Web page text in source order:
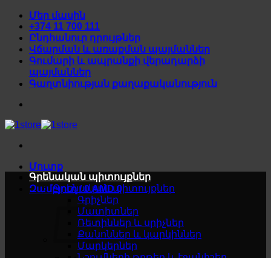
Skip
content
Մեր մասին
+374 11 700 111
Ընդհանուր դրույթներ
Վճարման և առաքման պայմաններ
Գումարի և ապրանքի վերադարձի
պայմաններ
Գաղտնիության քաղաքականություն
Մուտք
Զամբյուղ /0AMD 0
Գրենական պիտույքներ
Գրենական պիտույքներ
Գրիչներ
Մատիտներ
Ռետիններ և սրիչներ
Քանոններ և կարկիններ
Մարկերներ